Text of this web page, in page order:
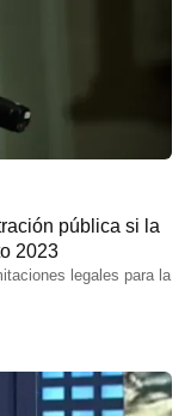
pública si la
2023
legales para la